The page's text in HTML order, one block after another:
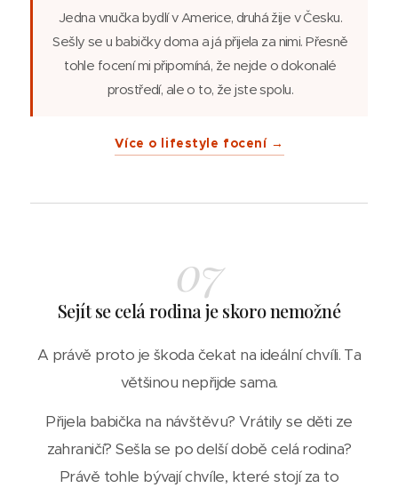
Jedna vnučka bydlí v Americe, druhá žije v Česku.
Sešly se u babičky doma a já přijela za nimi. Přesně
tohle focení mi připomíná, že nejde o dokonalé
prostředí, ale o to, že jste spolu.
Více o lifestyle focení →
07
Sejít se celá rodina je skoro nemožné
A právě proto je škoda čekat na ideální chvíli. Ta
většinou nepřijde sama.
Přijela babička na návštěvu? Vrátily se děti ze
zahraničí? Sešla se po delší době celá rodina?
Právě tohle bývají chvíle, které stojí za to